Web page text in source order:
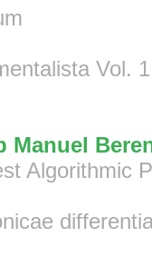
Vol. 1
Manuel
Algorithmic